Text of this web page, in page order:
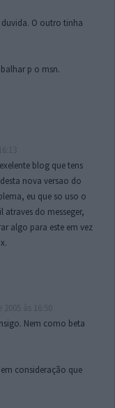
O outro tinha
p o msn.
blog que tens
nova versao do
eu que so uso o
do messeger,
algo para este em vez
Nem como beta
consideração que